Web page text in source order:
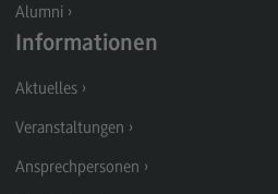
Berufsperspektiven
Alumni
Informationen
Aktuelles
Veranstaltungen
Ansprechpersonen